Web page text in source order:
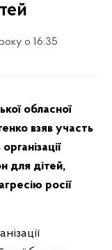
о 16:35
обласної
взяв участь
для дітей,
росії